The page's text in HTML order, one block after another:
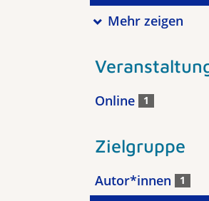
Mehr zeigen
Online 1
Zielgruppe
Autor*innen 1